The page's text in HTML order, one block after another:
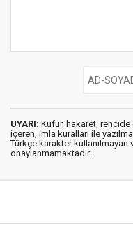
UYARI: Küfür, hakaret, rencide
içeren, imla kuralları ile
Türkçe karakter kullanılmayan
onaylanmamaktadır.